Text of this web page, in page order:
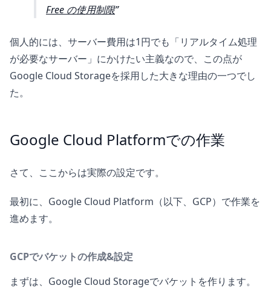
Free の使用制限
個人的には、サーバー費用は1円でも「リアルタイム処理
が必要なサーバー」にかけたい主義なので、この点が
Google Cloud Storageを採用した大きな理由の一つでし
た。
Google Cloud Platformでの作業
さて、ここからは実際の設定です。
最初に、Google Cloud Platform（以下、GCP）で作業を
進めます。
GCPでバケットの作成&設定
まずは、Google Cloud Storageでバケットを作ります。